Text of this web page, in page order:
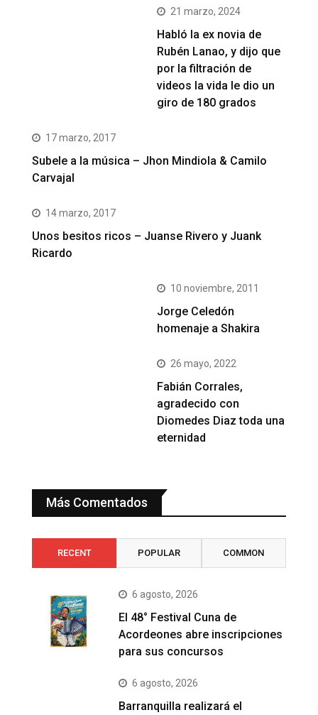
21 marzo, 2024
Habló la ex novia de
Rubén Lanao, y dijo que
por la filtración de
videos la vida le dio un
giro de 180 grados
17 marzo, 2017
Subele a la música – Jhon Mindiola & Camilo
Carvajal
14 marzo, 2017
Unos besitos ricos – Juanse Rivero y Juank
Ricardo
10 noviembre, 2011
Jorge Celedón
homenaje a Shakira
26 mayo, 2022
Fabián Corrales,
agradecido con
Diomedes Diaz toda una
eternidad
Más Comentados
RECENT POPULAR COMMON
6 agosto, 2026
El 48° Festival Cuna de
Acordeones abre inscripciones
para sus concursos
6 agosto, 2026
Barranquilla realizará el